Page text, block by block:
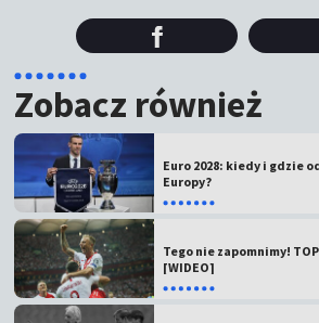
Zobacz również
Euro 2028: kiedy i gdzie
Europy?
Tego nie zapomnimy!
[WIDEO]